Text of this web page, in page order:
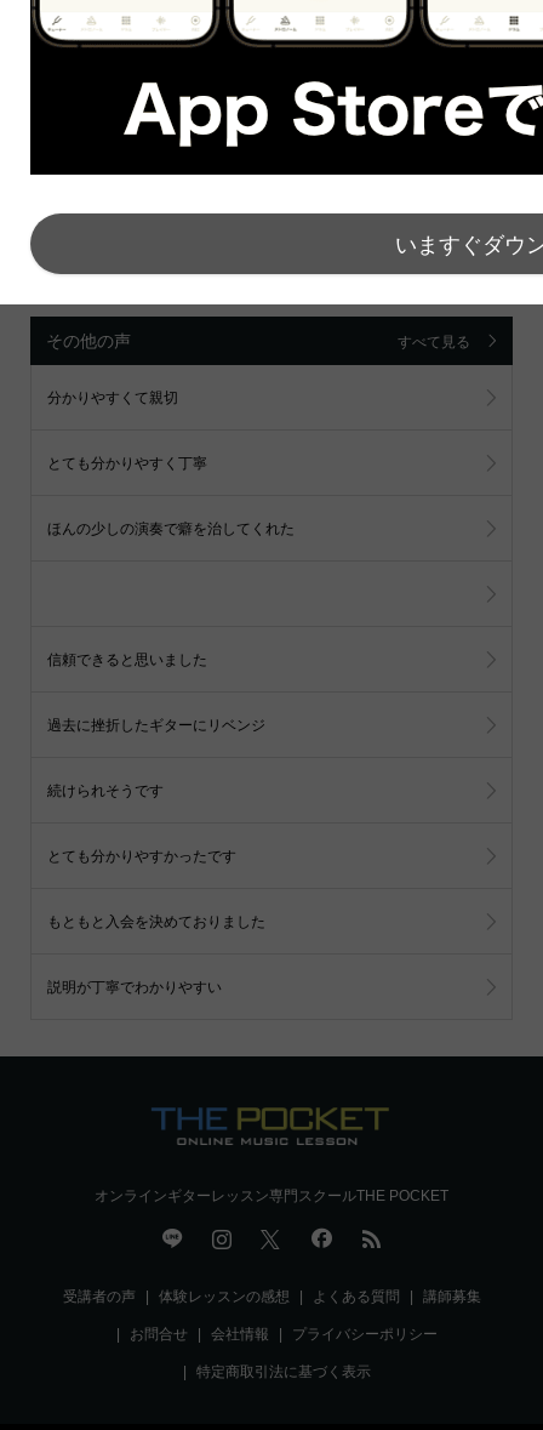
Post Share
Hatena Line
feedly note
その他の声 すべて見る
分かりやすくて親切
とても分かりやすく丁寧
ほんの少しの演奏で癖を治してくれた
信頼できると思いました
過去に挫折したギターにリベンジ
続けられそうです
とても分かりやすかったです
もともと入会を決めておりました
説明が丁寧でわかりやすい
オンラインギターレッスン専門スクールTHE POCKET
受講者の声 体験レッスンの感想 よくある質問 講師募集
お問合せ 会社情報 プライバシーポリシー
特定商取引法に基づく表示
いますぐダウ